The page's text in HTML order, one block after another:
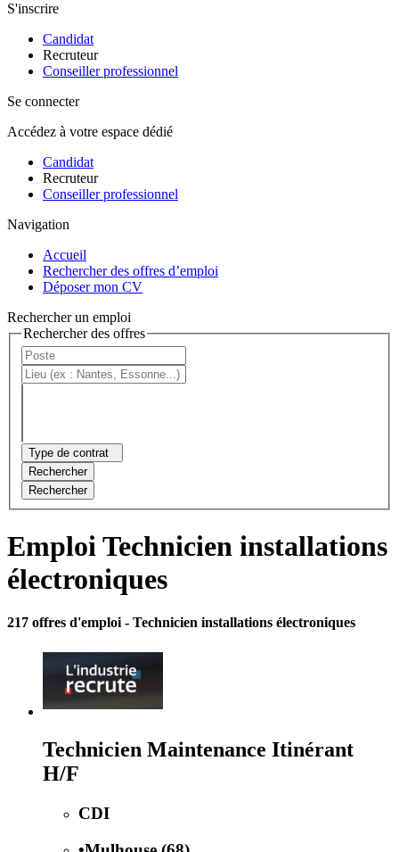
S'inscrire
Candidat
Recruteur
Conseiller professionnel
Se connecter
Accédez à votre espace dédié
Candidat
Recruteur
Conseiller professionnel
Navigation
Accueil
Rechercher des offres d’emploi
Déposer mon CV
Rechercher un emploi
Rechercher des offres
Type de contrat
Rechercher
Rechercher
Emploi Technicien installations
électroniques
217 offres d'emploi - Technicien installations électroniques
Technicien Maintenance Itinérant
H/F
CDI